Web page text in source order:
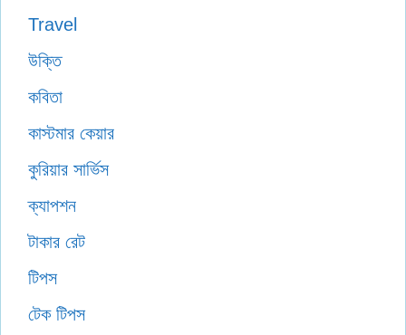
Travel
উক্তি
কবিতা
কাস্টমার কেয়ার
কুরিয়ার সার্ভিস
ক্যাপশন
টাকার রেট
টিপস
টেক টিপস